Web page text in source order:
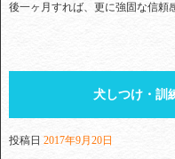
後一ヶ月すれば、更に強固な信頼
犬しつけ・訓
投稿日 2017年9月20日